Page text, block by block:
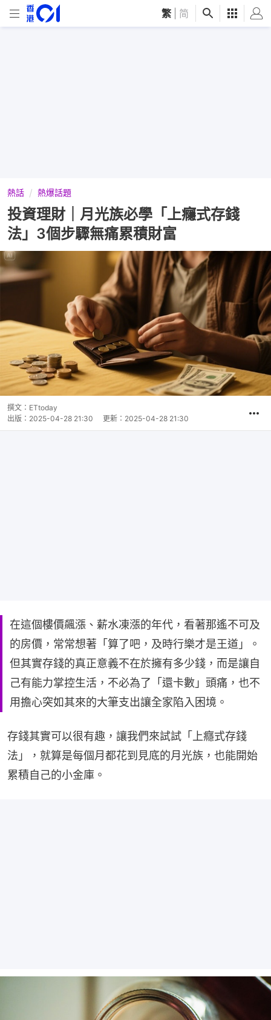
繁 简
熱話 熱爆話題
投資理財｜月光族必學「上癮式存錢
法」3個步驟無痛累積財富
撰文： ETtoday
出版： 2025-04-28 21:30 更新： 2025-04-28 21:30
在這個樓價飆漲、薪水凍漲的年代，看著那遙不可及
的房價，常常想著「算了吧，及時行樂才是王道」。
但其實存錢的真正意義不在於擁有多少錢，而是讓自
己有能力掌控生活，不必為了「還卡數」頭痛，也不
用擔心突如其來的大筆支出讓全家陷入困境。
存錢其實可以很有趣，讓我們來試試「上癮式存錢
法」，就算是每個月都花到見底的月光族，也能開始
累積自己的小金庫。